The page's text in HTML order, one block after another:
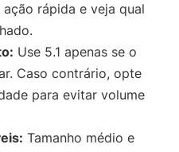
rápida e veja qual
Use 5.1 apenas se o
Caso contrário, opte
para evitar volume
Tamanho médio e